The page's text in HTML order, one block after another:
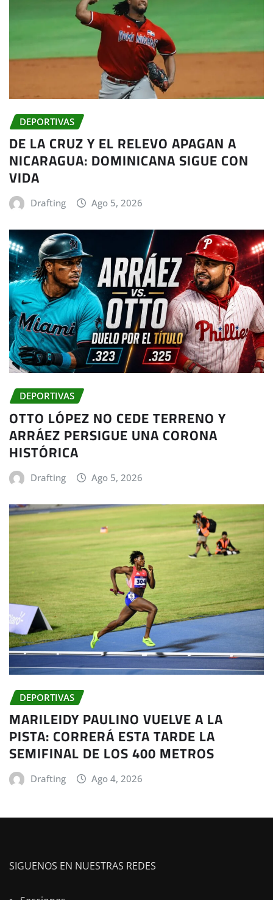
DEPORTIVAS
DE LA CRUZ Y EL RELEVO APAGAN A
NICARAGUA: DOMINICANA SIGUE CON
VIDA
Drafting Ago 5, 2026
DEPORTIVAS
OTTO LÓPEZ NO CEDE TERRENO Y
ARRÁEZ PERSIGUE UNA CORONA
HISTÓRICA
Drafting Ago 5, 2026
DEPORTIVAS
MARILEIDY PAULINO VUELVE A LA
PISTA: CORRERÁ ESTA TARDE LA
SEMIFINAL DE LOS 400 METROS
Drafting Ago 4, 2026
SIGUENOS EN NUESTRAS REDES